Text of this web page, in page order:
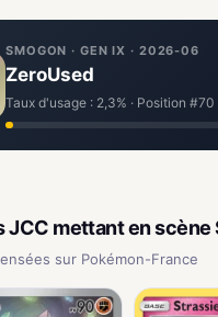
SMOGON · GEN IX · 2026-06
ZeroUsed
Taux d'usage : 2,3% · Position #70
JCC mettant en scène
sur Pokémon-France